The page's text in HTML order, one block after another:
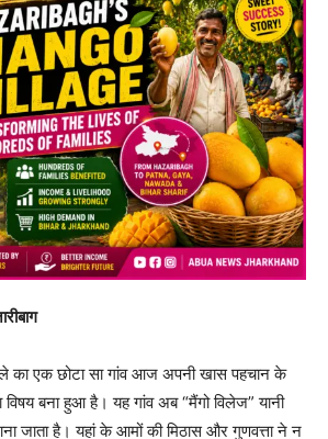
का एक छोटा सा गांव आज अपनी खास पहचान के
विषय बना हुआ है। यह गांव अब “मैंगो विलेज” यानी
जाता है। यहां के आमों की मिठास और गुणवत्ता ने न